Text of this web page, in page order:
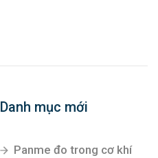
Danh mục mới
Panme đo trong cơ khí